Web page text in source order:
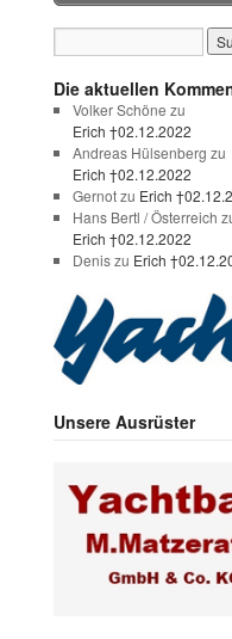
Die aktuellen
Volker Schöne zu
Erich †02.12.2022
Andreas Hülsenberg zu
Erich †02.12.2022
Gernotzu Erich
Hans Bertl / Österreich
Erich †02.12.2022
Deniszu Erich
Unsere Ausrüster